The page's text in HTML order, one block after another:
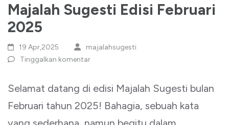
Majalah Sugesti Edisi Februari
2025
19 Apr,2025
majalahsugesti
Tinggalkan komentar
Selamat datang di edisi Majalah Sugesti bulan
Februari tahun 2025! Bahagia, sebuah kata